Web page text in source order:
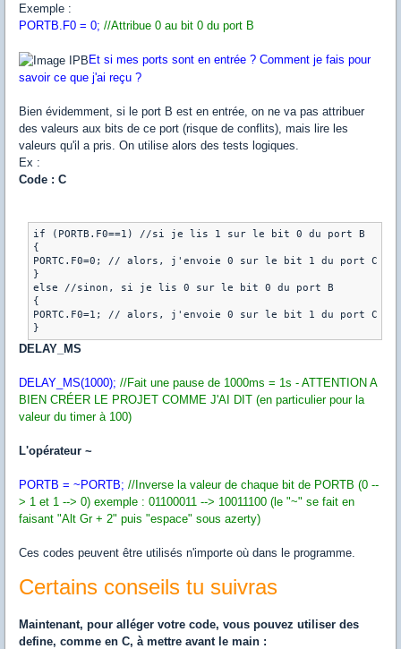
Exemple :
PORTB.F0 = 0; //Attribue 0 au bit 0 du port B
Et si mes ports sont en entrée ? Comment je fais pour
savoir ce que j'ai reçu ?
Bien évidemment, si le port B est en entrée, on ne va pas attribuer
des valeurs aux bits de ce port (risque de conflits), mais lire les
valeurs qu'il a pris. On utilise alors des tests logiques.
Ex :
Code : C
if (PORTB.F0==1) //si je lis 1 sur le bit 0 du port B
{
PORTC.F0=0; // alors, j'envoie 0 sur le bit 1 du port C
}
else //sinon, si je lis 0 sur le bit 0 du port B
{
PORTC.F0=1; // alors, j'envoie 0 sur le bit 1 du port C
DELAY_MS
DELAY_MS(1000); //Fait une pause de 1000ms = 1s - ATTENTION A
BIEN CRÉER LE PROJET COMME J'AI DIT (en particulier pour la
valeur du timer à 100)
L'opérateur ~
PORTB = ~PORTB; //Inverse la valeur de chaque bit de PORTB (0 --
> 1 et 1 --> 0) exemple : 01100011 --> 10011100 (le "~" se fait en
faisant "Alt Gr + 2" puis "espace" sous azerty)
Ces codes peuvent être utilisés n'importe où dans le programme.
Certains conseils tu suivras
Maintenant, pour alléger votre code, vous pouvez utiliser des
define, comme en C, à mettre avant le main :